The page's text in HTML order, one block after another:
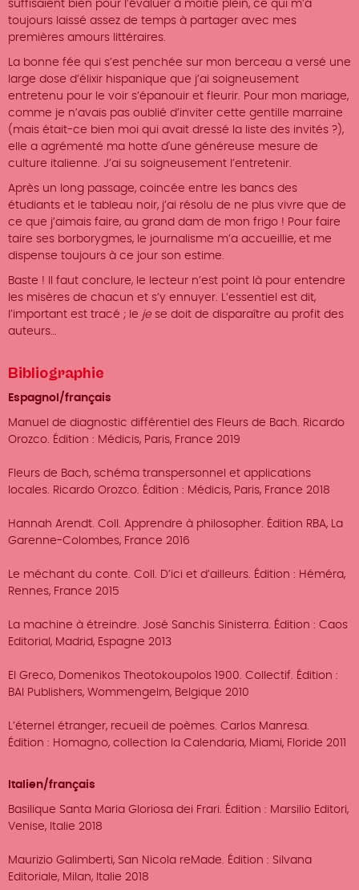
suffisaient bien pour l’évaluer à moitié plein, ce qui m’a
toujours laissé assez de temps à partager avec mes
premières amours littéraires.
La bonne fée qui s’est penchée sur mon berceau a versé une
large dose d’élixir hispanique que j’ai soigneusement
entretenu pour le voir s’épanouir et fleurir. Pour mon mariage,
comme je n’avais pas oublié d’inviter cette gentille marraine
(mais était-ce bien moi qui avait dressé la liste des invités ?),
elle a agrémenté ma hotte d'une généreuse mesure de
culture italienne. J’ai su soigneusement l’entretenir.
Après un long passage, coincée entre les bancs des
étudiants et le tableau noir, j’ai résolu de ne plus vivre que de
ce que j’aimais faire, au grand dam de mon frigo ! Pour faire
taire ses borborygmes, le journalisme m’a accueillie, et me
dispense toujours à ce jour son estime.
Baste ! Il faut conclure, le lecteur n’est point là pour entendre
les misères de chacun et s’y ennuyer. L’essentiel est dit,
l’important est tracé ; le je se doit de disparaître au profit des
auteurs…
Bibliographie
Espagnol/français
Manuel de diagnostic différentiel des Fleurs de Bach. Ricardo
Orozco. Édition : Médicis, Paris, France 2019
Fleurs de Bach, schéma transpersonnel et applications
locales. Ricardo Orozco. Édition : Médicis, Paris, France 2018
Hannah Arendt. Coll. Apprendre à philosopher. Édition RBA, La
Garenne-Colombes, France 2016
Le méchant du conte. Coll. D’ici et d’ailleurs. Édition : Héméra,
Rennes, France 2015
La machine à étreindre. José Sanchis Sinisterra. Édition : Caos
Editorial, Madrid, Espagne 2013
El Greco, Domenikos Theotokoupolos 1900. Collectif. Édition :
BAI Publishers, Wommengelm, Belgique 2010
L’éternel étranger, recueil de poèmes. Carlos Manresa.
Édition : Homagno, collection la Calendaria, Miami, Floride 2011
Italien/français
Basilique Santa Maria Gloriosa dei Frari. Édition : Marsilio Editori,
Venise, Italie 2018
Maurizio Galimberti, San Nicola reMade. Édition : Silvana
Editoriale, Milan, Italie 2018